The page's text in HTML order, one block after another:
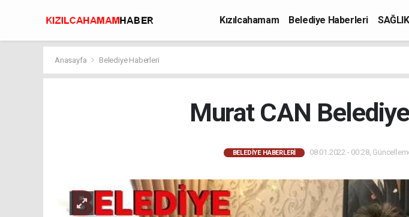
Kızılcahamam Belediye Haberleri SAĞLIK
Anasayfa Belediye Haberleri
Murat CAN
BELEDIYE HABERLERI 08.01.2022 - 00:28,